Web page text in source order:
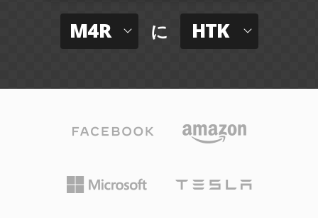
M4R に HTK